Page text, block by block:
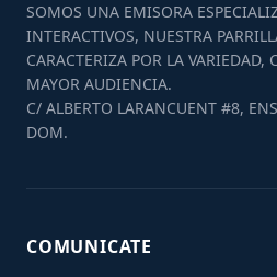
SOMOS UNA EMISORA
INTERACTIVOS, NUESTRA
CARACTERIZA POR LA VARIEDAD,
MAYOR AUDIENCIA.
C/ ALBERTO LARANCUENT #8,
DOM.
COMUNICATE